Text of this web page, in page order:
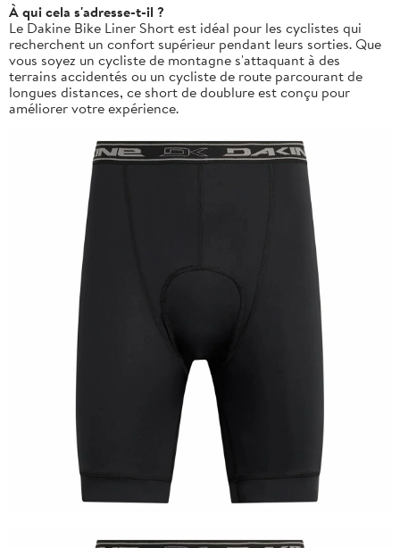
À qui cela s'adresse-t-il ?
Le Dakine Bike Liner Short est idéal pour les cyclistes qui
recherchent un confort supérieur pendant leurs sorties. Que
vous soyez un cycliste de montagne s'attaquant à des
terrains accidentés ou un cycliste de route parcourant de
longues distances, ce short de doublure est conçu pour
améliorer votre expérience.